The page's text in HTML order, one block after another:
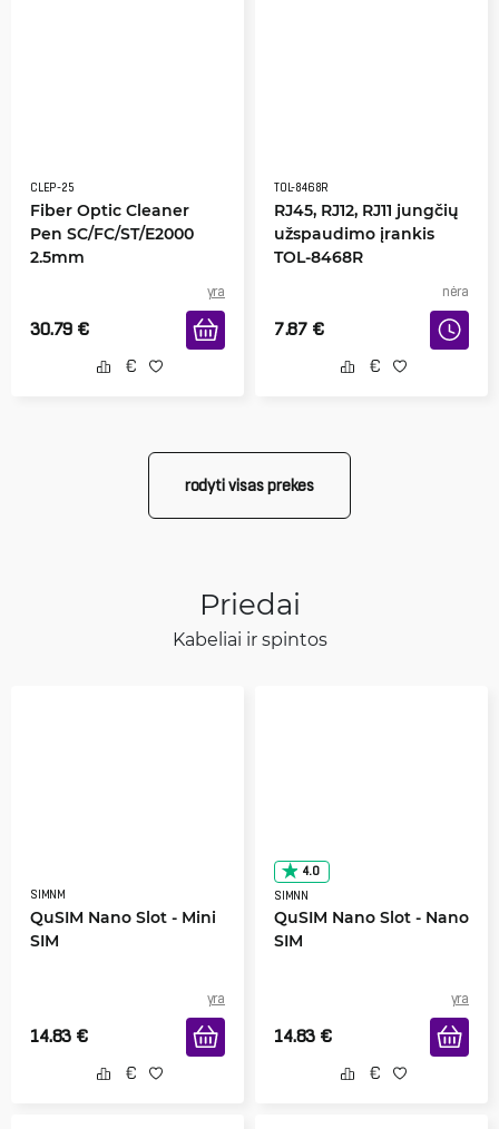
CLEP-25
Fiber Optic Cleaner
Pen SC/FC/ST/E2000
2.5mm
yra
30.79 €
TOL-8468R
RJ45, RJ12, RJ11 jungčių
užspaudimo įrankis
TOL-8468R
nėra
7.87 €
rodyti visas prekes
Priedai
Kabeliai ir spintos
SIMNM
QuSIM Nano Slot - Mini
SIM
yra
14.83 €
4.0
SIMNN
QuSIM Nano Slot - Nano
SIM
yra
14.83 €